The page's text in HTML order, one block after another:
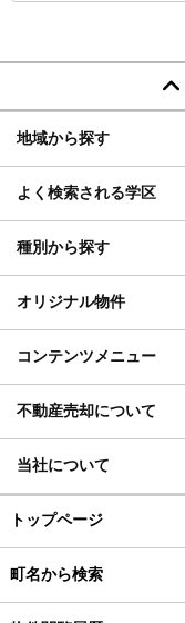
地域から探す
よく検索される学区
種別から探す
オリジナル物件
コンテンツメニュー
不動産売却について
当社について
トップページ
町名から検索